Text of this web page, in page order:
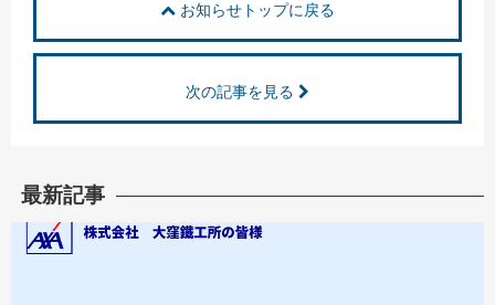
お知らせトップに戻る
次の記事を見る
最新記事